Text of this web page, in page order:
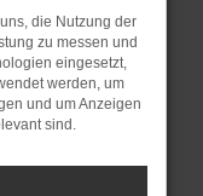
die Nutzung der
zu messen und
eingesetzt,
werden, um
und um Anzeigen
sind.